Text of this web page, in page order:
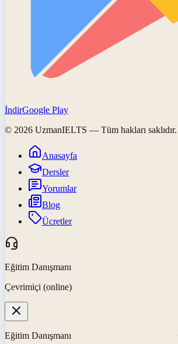
İndirGoogle Play
© 2026 UzmanIELTS — Tüm hakları saklıdır.
Anasayfa
Dersler
Yorumlar
Blog
Ücretler
Eğitim Danışmanı
Çevrimiçi (online)
Eğitim Danışmanı